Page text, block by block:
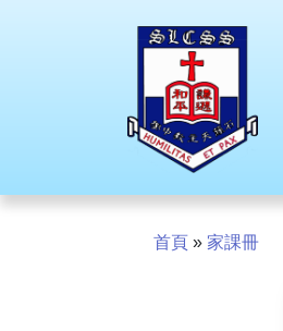
首頁 » 家課冊